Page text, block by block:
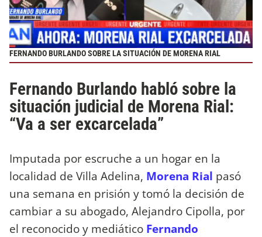
FERNANDO BURLANDO SOBRE LA SITUACIÓN DE MORENA RIAL
Fernando Burlando habló sobre la
situación judicial de Morena Rial:
“Va a ser excarcelada”
Imputada por escruche a un hogar en la
localidad de Villa Adelina, Morena Rial pasó
una semana en prisión y tomó la decisión de
cambiar a su abogado, Alejandro Cipolla, por
el reconocido y mediático Fernando